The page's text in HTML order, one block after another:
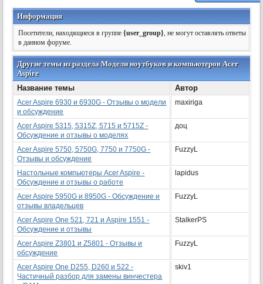
Информация
Посетители, находящиеся в группе{user_group}, не могут оставлять ответы
в данном форуме.
Другие темы из раздела Модели ноутбуков и компьютеров Acer
Aspire
Название темы
Автор
Acer Aspire 6930 и 6930G - Отзывы о модели
и обсуждение
maxiriga
Acer Aspire 5315, 5315Z, 5715 и 5715Z -
Обсуждение и отзывы о моделях
доц
Acer Aspire 5750, 5750G, 7750 и 7750G -
Отзывы и обсуждение
FuzzyL
Настольные компьютеры Acer Aspire -
Обсуждение и отзывы о работе
lapidus
Acer Aspire 5950G и 8950G - Обсуждение и
отзывы владельцев
FuzzyL
Acer Aspire One 521, 721 и Aspire 1551 -
Обсуждение и отзывы
StalkerPS
Acer Aspire Z3801 и Z5801 - Отзывы и
обсуждение
FuzzyL
Acer Aspire One D255, D260 и 522 -
Частичный разбор для замены винчестера
skiv1